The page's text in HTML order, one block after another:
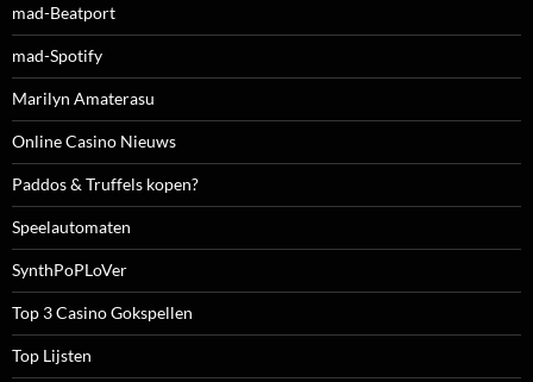
mad-Beatport
mad-Spotify
Marilyn Amaterasu
Online Casino Nieuws
Paddos & Truffels kopen?
Speelautomaten
SynthPoPLoVer
Top 3 Casino Gokspellen
Top Lijsten